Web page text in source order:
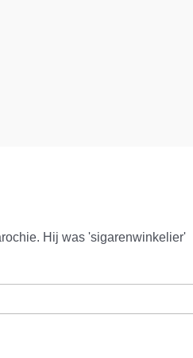
Hij was 'sigarenwinkelier'